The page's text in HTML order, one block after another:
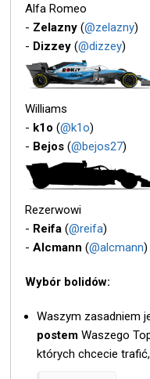
Alfa Romeo
- Zelazny (@zelazny)
- Dizzey (@dizzey)
Williams
- k1o (@k1o)
- Bejos (@bejos27)
Rezerwowi
- Reifa (@reifa)
-Alcmann (@alcmann)
Wybór bolidów:
Waszym zasadniem
postem Waszego
których chcecie